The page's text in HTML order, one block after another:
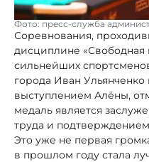
Фото: пресс-служба
Соревнования,
дисциплине «Свободная
сильнейших
города Иван
выступлением Алёны,
медаль является
труда и
Это уже не первая
в прошлом году стала